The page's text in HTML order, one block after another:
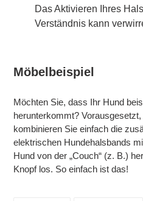
Das Aktivieren Ihres
Verständnis kann
Möbelbeispiel
Möchten Sie, dass Ihr Hund
herunterkommt? Vorausgesetzt,
kombinieren Sie einfach die
elektrischen Hundehalsbands
Hund von der „Couch“ (z. B.)
Knopf los. So einfach ist das!